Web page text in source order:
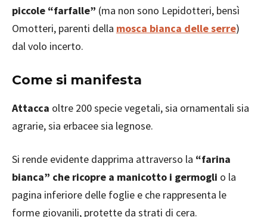
piccole “farfalle” (ma non sono Lepidotteri, bensì
Omotteri, parenti della mosca bianca delle serre)
dal volo incerto.
Come si manifesta
Attacca oltre 200 specie vegetali, sia ornamentali sia
agrarie, sia erbacee sia legnose.
Si rende evidente dapprima attraverso la “farina
bianca” che ricopre a manicotto i germogli o la
pagina inferiore delle foglie e che rappresenta le
forme giovanili, protette da strati di cera.